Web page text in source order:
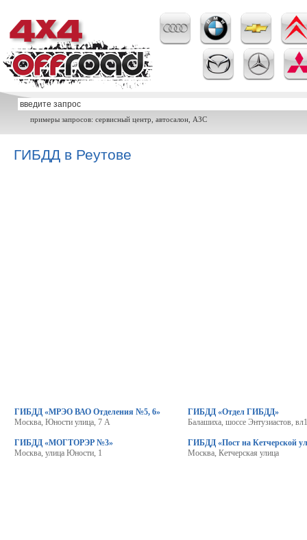
примеры запросов: сервисный центр, автосалон, АЗС
ГИБДД в Реутове
ГИБДД «МРЭО ВАО Отделения №5, 6»
Москва, Юности улица, 7 А
ГИБДД «МОГТОРЭР №3»
Москва, улица Юности, 1
ГИБДД «Отдел ГИБДД»
Балашиха, шоссе Энтузиастов,
ГИБДД «Пост на Кетчерской
Москва, Кетчерская улица